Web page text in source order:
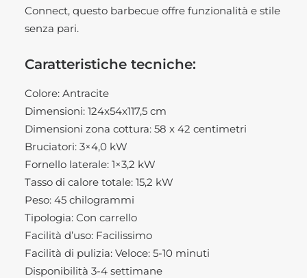
Connect, questo barbecue offre funzionalità e stile
senza pari.
Caratteristiche tecniche:
Colore: Antracite
Dimensioni: 124x54x117,5 cm
Dimensioni zona cottura: 58 x 42 centimetri
Bruciatori: 3×4,0 kW
Fornello laterale: 1×3,2 kW
Tasso di calore totale: 15,2 kW
Peso: 45 chilogrammi
Tipologia: Con carrello
Facilità d’uso: Facilissimo
Facilità di pulizia: Veloce: 5-10 minuti
Disponibilità 3-4 settimane